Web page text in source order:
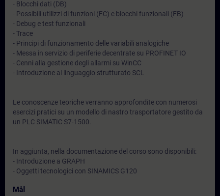
- Blocchi dati (DB)
- Possibili utilizzi di funzioni (FC) e blocchi funzionali (FB)
- Debug e test funzionali
- Trace
- Principi di funzionamento delle variabili analogiche
- Messa in servizio di periferie decentrate su PROFINET IO
- Cenni alla gestione degli allarmi su WinCC
- Introduzione al linguaggio strutturato SCL
Le conoscenze teoriche verranno approfondite con numerosi
esercizi pratici su un modello di nastro trasportatore gestito da
un PLC SIMATIC S7-1500.
In aggiunta, nella documentazione del corso sono disponibili:
- Introduzione a GRAPH
- Oggetti tecnologici con SINAMICS G120
Mål